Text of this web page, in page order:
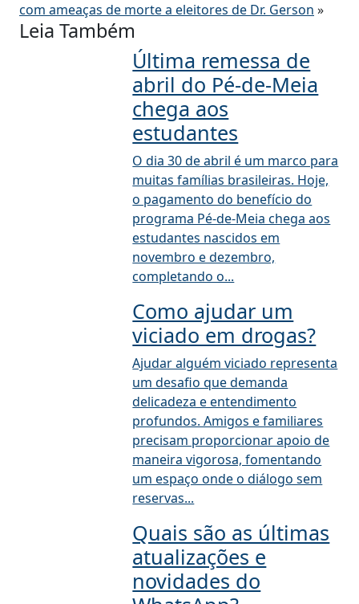
com ameaças de morte a eleitores de Dr. Gerson »
Leia Também
Última remessa de
abril do Pé-de-Meia
chega aos
estudantes
O dia 30 de abril é um marco para
muitas famílias brasileiras. Hoje,
o pagamento do benefício do
programa Pé-de-Meia chega aos
estudantes nascidos em
novembro e dezembro,
completando o...
Como ajudar um
viciado em drogas?
Ajudar alguém viciado representa
um desafio que demanda
delicadeza e entendimento
profundos. Amigos e familiares
precisam proporcionar apoio de
maneira vigorosa, fomentando
um espaço onde o diálogo sem
reservas...
Quais são as últimas
atualizações e
novidades do